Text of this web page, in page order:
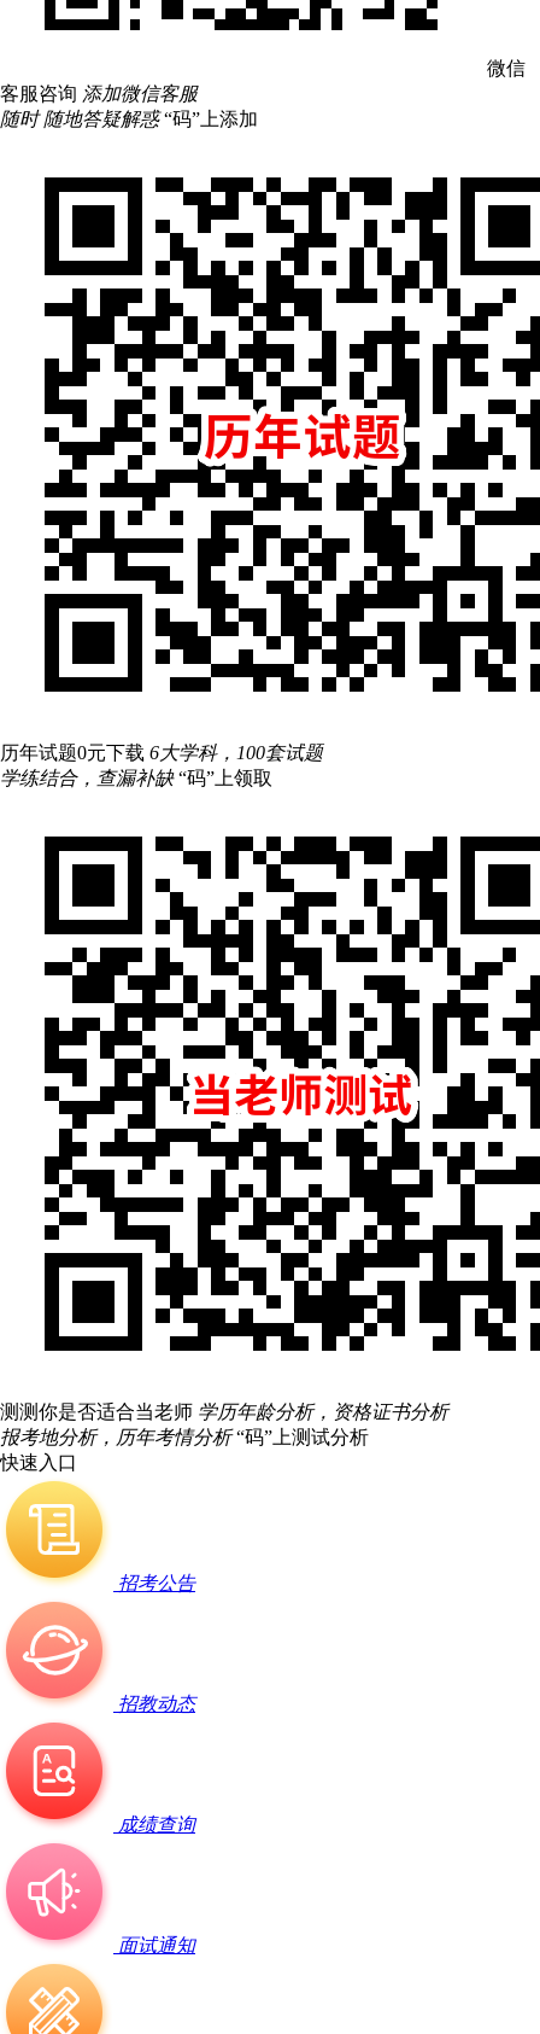
微信
客服咨询 添加微信客服
随时 随地答疑解惑 “码”上添加
历年试题0元下载 6大学科，100套试题
学练结合，查漏补缺 “码”上领取
测测你是否适合当老师 学历年龄分析，资格证书分析
报考地分析，历年考情分析 “码”上测试分析
快速入口
招考公告
招教动态
成绩查询
面试通知